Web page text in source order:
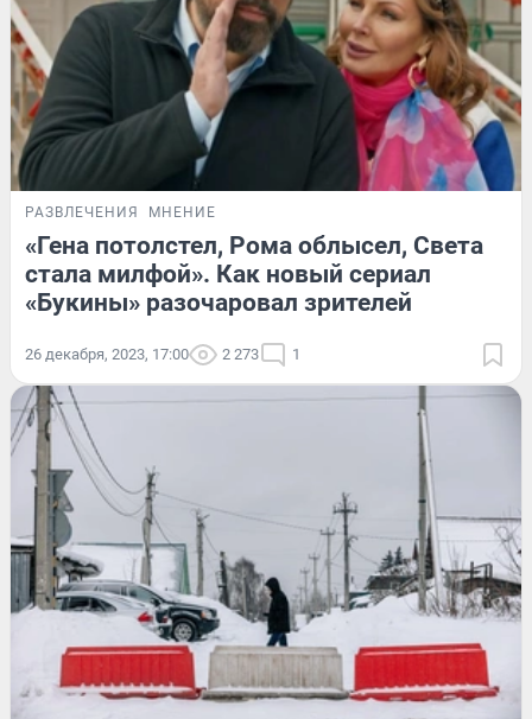
РАЗВЛЕЧЕНИЯ МНЕНИЕ
«Гена потолстел, Рома облысел, Света
стала милфой». Как новый сериал
«Букины» разочаровал зрителей
26 декабря, 2023, 17:00 2 273 1